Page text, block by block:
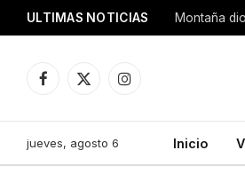
ULTIMAS NOTICIAS Montaña
Facebook
X
Instagram
jueves, agosto 6 Inicio